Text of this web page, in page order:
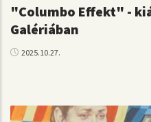
"Columbo Effekt" -
Galériában
2025.10.27.